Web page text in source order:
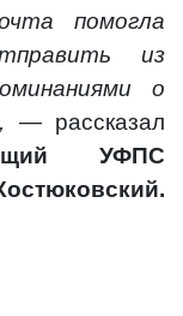
помогла
из
о
— рассказал
УФПС